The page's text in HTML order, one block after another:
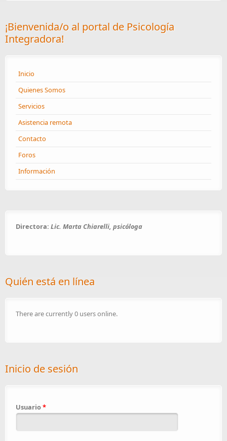
¡Bienvenida/o al portal de Psicología
Integradora!
Inicio
Quienes Somos
Servicios
Asistencia remota
Contacto
Foros
Información
Directora: Lic. Marta Chiarelli, psicóloga
Quién está en línea
There are currently 0 users online.
Inicio de sesión
Usuario*